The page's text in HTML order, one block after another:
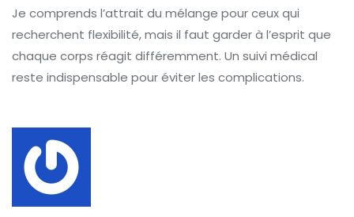
Je comprends l’attrait du mélange pour ceux qui
recherchent flexibilité, mais il faut garder à l’esprit que
chaque corps réagit différemment. Un suivi médical
reste indispensable pour éviter les complications.